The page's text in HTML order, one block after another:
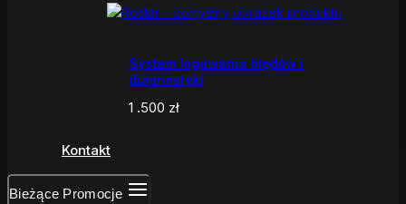
System logowania błędów i
diagnostyki
1 .500 zł
Kontakt
Bieżące Promocje